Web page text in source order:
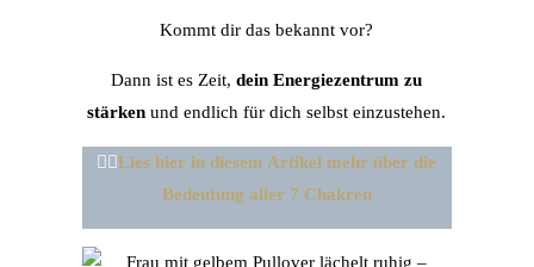
Kommt dir das bekannt vor?
Dann ist es Zeit,dein Energiezentrum zu
stärken und endlich für dich selbst einzustehen.
👉🏼Lies hier in diesem Artikel mehr über die
Bedeutung aller 7 Chakren